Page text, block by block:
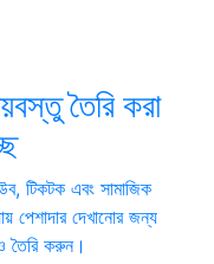
তৈরি করা
টিকটক এবং সামাজিক
পেশাদার দেখানোর জন্য
তৈরি করুন।